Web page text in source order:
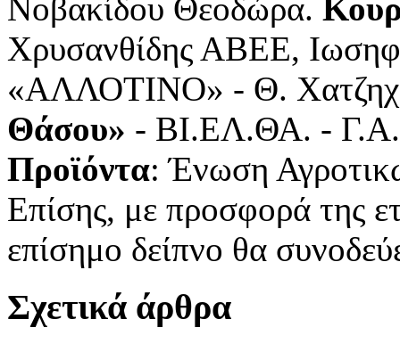
Νοβακίδου Θεοδώρα.
Χρυσανθίδης ΑΒΕΕ,
«ΑΛΛΟΤΙΝΟ» - Θ.
Θάσου» - ΒΙ.ΕΛ.ΘΑ. -
Προϊόντα: Ένωση
Επίσης, με προσφορά της
επίσημο δείπνο θα
Σχετικά άρθρα